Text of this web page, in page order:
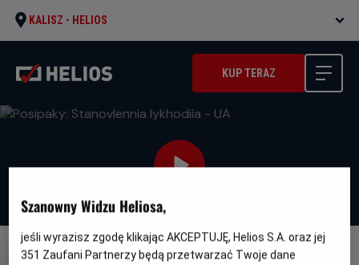
KALISZ - HELIOS
KUP TERAZ
WERSJA JĘZYKOWA UA
Szanowny Widzu Heliosa,
jeśli wyrazisz zgodę klikając AKCEPTUJĘ, Helios S.A. oraz jej
351 Zaufani Partnerzy będą przetwarzać Twoje dane